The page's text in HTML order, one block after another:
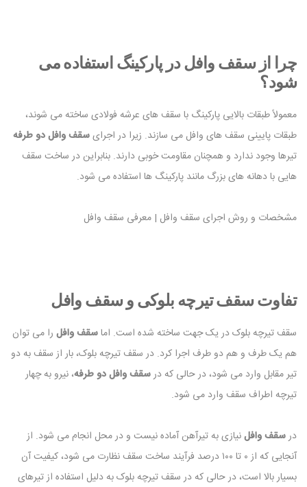
چرا از سقف وافل در پارکینگ استفاده می
شود؟
معمولاً طبقات بالایی پارکینگ با سقف های عرشه فولادی ساخته می شوند،
طبقات پایینی سقف های وافل می سازند. زیرا در اجرایسقف وافل دو طرفه
تیرها وجود ندارد و همچنان مقاومت خوبی دارند. بنابراین در ساخت سقف
هایی با دهانه های بزرگ مانند پارکینگ ها استفاده می شود.
مشخصات و روش اجرای سقف وافل | معرفی سقف وافل
تفاوت سقف تیرچه بلوکی و سقف وافل
سقف تیرچه بلوک در یک جهت ساخته شده است. اماسقف وافل را می توان
هم یک طرف و هم دو طرف اجرا کرد. در سقف تیرچه بلوک، بار از سقف به دو
تیر مقابل وارد می شود، در حالی که درسقف وافل دو طرفه، نیرو به چهار
تیرچه اطراف سقف وارد می شود.
درسقف وافلنیازی به تیرآهن آماده نیست و در محل انجام می شود. از
آنجایی که از ۰ تا ۱۰۰ درصد فرآیند ساخت سقف نظارت می شود، کیفیت آن
بسیار بالا است، در حالی که در سقف تیرچه بلوک به دلیل استفاده از تیرهای